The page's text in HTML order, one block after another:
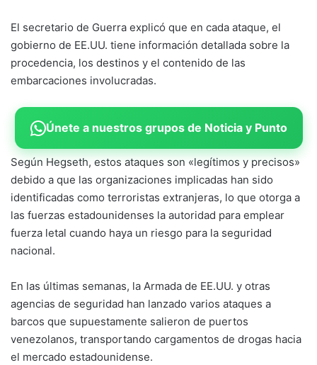
El secretario de Guerra explicó que en cada ataque, el
gobierno de EE.UU. tiene información detallada sobre la
procedencia, los destinos y el contenido de las
embarcaciones involucradas.
Únete a nuestros grupos de Noticia y Punto
Según Hegseth, estos ataques son «legítimos y precisos»
debido a que las organizaciones implicadas han sido
identificadas como terroristas extranjeras, lo que otorga a
las fuerzas estadounidenses la autoridad para emplear
fuerza letal cuando haya un riesgo para la seguridad
nacional.
En las últimas semanas, la Armada de EE.UU. y otras
agencias de seguridad han lanzado varios ataques a
barcos que supuestamente salieron de puertos
venezolanos, transportando cargamentos de drogas hacia
el mercado estadounidense.